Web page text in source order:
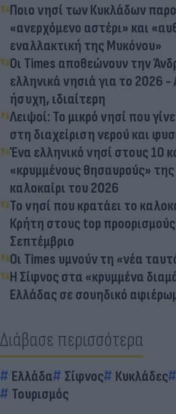
Ποιο νησί των Κυκλάδων
«ανερχόμενο αστέρι» και
εναλλακτική της Μυκόνου»
Οι Times αποθεώνουν την
ελληνικά νησιά για το 2026 -
ήσυχη, ιδιαίτερη
Λειψοί: Το μικρό νησί που
στη διαχείριση νερού και
Ένα ελληνικό νησί στους 10
«κρυμμένους θησαυρούς»
καλοκαίρι του 2026
Το νησί που κρατάει το
Κρήτη στους top
Σεπτέμβριο
Οι Times υμνούν τη «νέα
Η Σίφνος στα «κρυμμένα
Ελλάδας σε σουηδικό
Διάβασε περισσότερα
Ελλάδα Σίφνος Κυκλάδες
Τουρισμός